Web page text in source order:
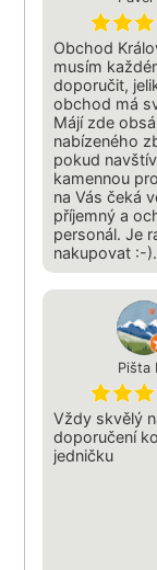
Obchod
musím
doporučit,
obchod má
Májí zde
nabízeného
pokud
kamennou
na Vás čeká
příjemný a
personál. Je
nakupovat :-).
Pišta
Vždy skvělý
doporučení
jedničku